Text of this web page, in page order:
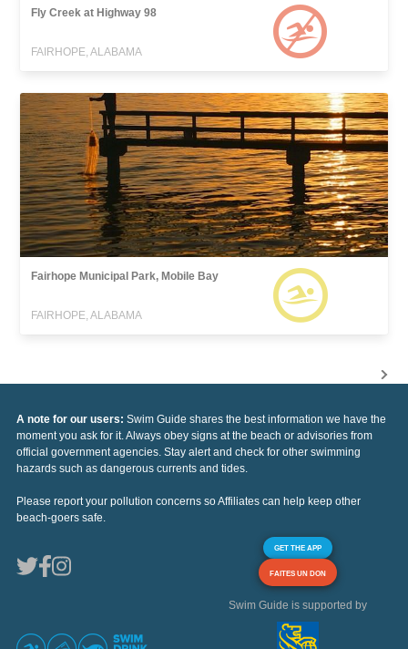
Fly Creek at Highway 98
FAIRHOPE, ALABAMA
Fairhope Municipal Park, Mobile Bay
FAIRHOPE, ALABAMA
A note for our users: Swim Guide shares the best information we have the
moment you ask for it. Always obey signs at the beach or advisories from
official government agencies. Stay alert and check for other swimming
hazards such as dangerous currents and tides.
Please report your pollution concerns so Affiliates can help keep other
beach-goers safe.
GET THE APP
FAITES UN DON
Swim Guide is supported by